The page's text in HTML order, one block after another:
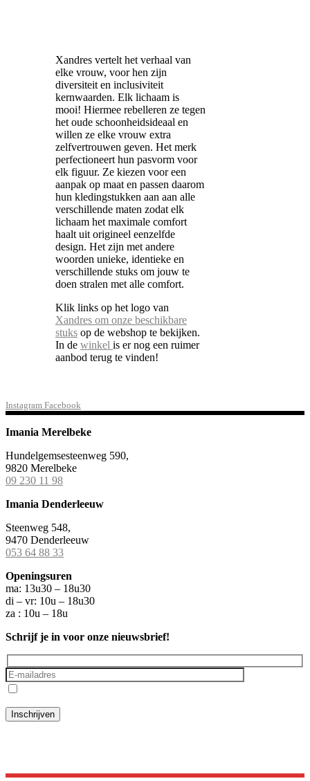
Xandres vertelt het verhaal van
elke vrouw, voor hen zijn
diversiteit en inclusiviteit
kernwaarden. Elk lichaam is
mooi! Hiermee rebelleren ze tegen
het oude schoonheidsideaal en
willen ze elke vrouw extra
zelfvertrouwen geven. Het merk
perfectioneert hun pasvorm voor
elk figuur. Ze kiezen voor een
aanpak op maat en passen daarom
hun kledingstukken aan aan alle
verschillende maten zodat elk
lichaam het maximale comfort
haalt uit origineel eenzelfde
design. Het zijn met andere
woorden unieke, identieke en
verschillende stuks om jouw te
doen stralen met alle comfort.
Klik links op het logo van
Xandres om onze beschikbare
stuks op de webshop te bekijken.
In de winkel is er nog een ruimer
aanbod terug te vinden!
Instagram Facebook
Imania Merelbeke
Hundelgemsesteenweg 590,
9820 Merelbeke
09 230 11 98
Imania Denderleeuw
Steenweg 548,
9470 Denderleeuw
053 64 88 33
Openingsuren
ma: 13u30 – 18u30
di – vr: 10u – 18u30
za : 10u – 18u
Schrijf je in voor onze nieuwsbrief!